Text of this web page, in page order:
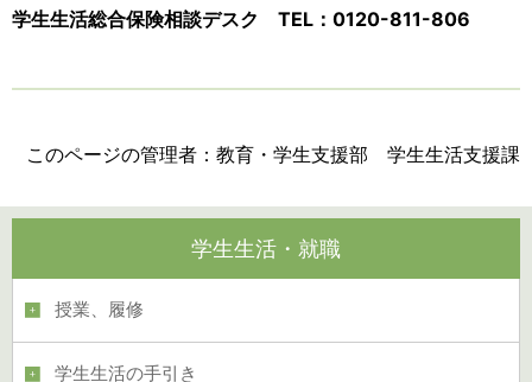
学生生活総合保険相談デスク TEL：0120-811-806
このページの管理者：教育・学生支援部 学生生活支援課
学生生活・就職
授業、履修
学生生活の手引き